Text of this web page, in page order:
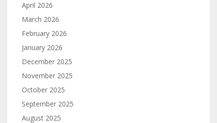
April 2026
March 2026
February 2026
January 2026
December 2025
November 2025
October 2025
September 2025
August 2025